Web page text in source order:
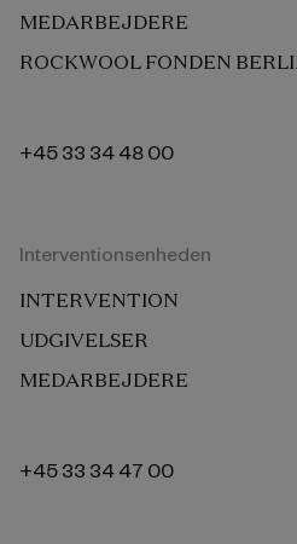
MEDARBEJDERE
ROCKWOOL FONDEN
+45 33 34 48 00
Interventionsenheden
INTERVENTION
UDGIVELSER
MEDARBEJDERE
+45 33 34 47 00